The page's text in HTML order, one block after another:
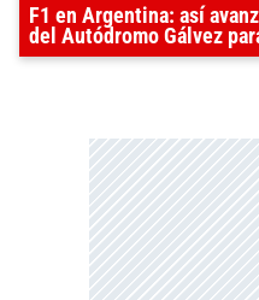
F1 en Argentina: así
del Autódromo Gálvez